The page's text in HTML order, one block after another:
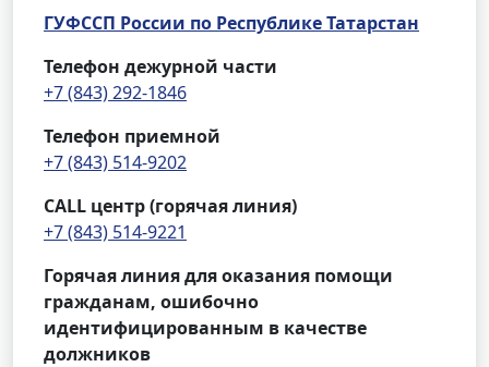
ГУФССП России по Республике Татарстан
Телефон дежурной части
+7 (843) 292-1846
Телефон приемной
+7 (843) 514-9202
CALL центр (горячая линия)
+7 (843) 514-9221
Горячая линия для оказания помощи
гражданам, ошибочно
идентифицированным в качестве
должников